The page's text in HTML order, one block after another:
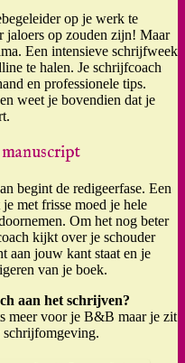
op je werk te
jaloers op zouden zijn! Maar
Een intensieve schrijfweek
te halen. Je schrijfcoach
en professionele tips.
weet je bovendien dat je
begint de redigeerfase. Een
met frisse moed je hele
Om het nog beter
kijkt over je schouder
aan jouw kant staat en je
van je boek.
aan het schrijven?
meer voor je B&B maar je zit
schrijfomgeving.